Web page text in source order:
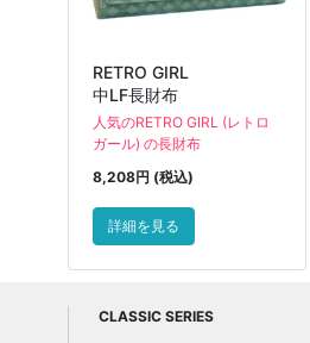
RETRO GIRL
中LF長財布
人気のRETRO GIRL (レトロ
ガール) の長財布
8,208円 (税込)
詳細を見る
CLASSIC SERIES